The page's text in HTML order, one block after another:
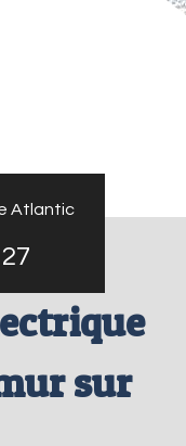
Atlantic
sur